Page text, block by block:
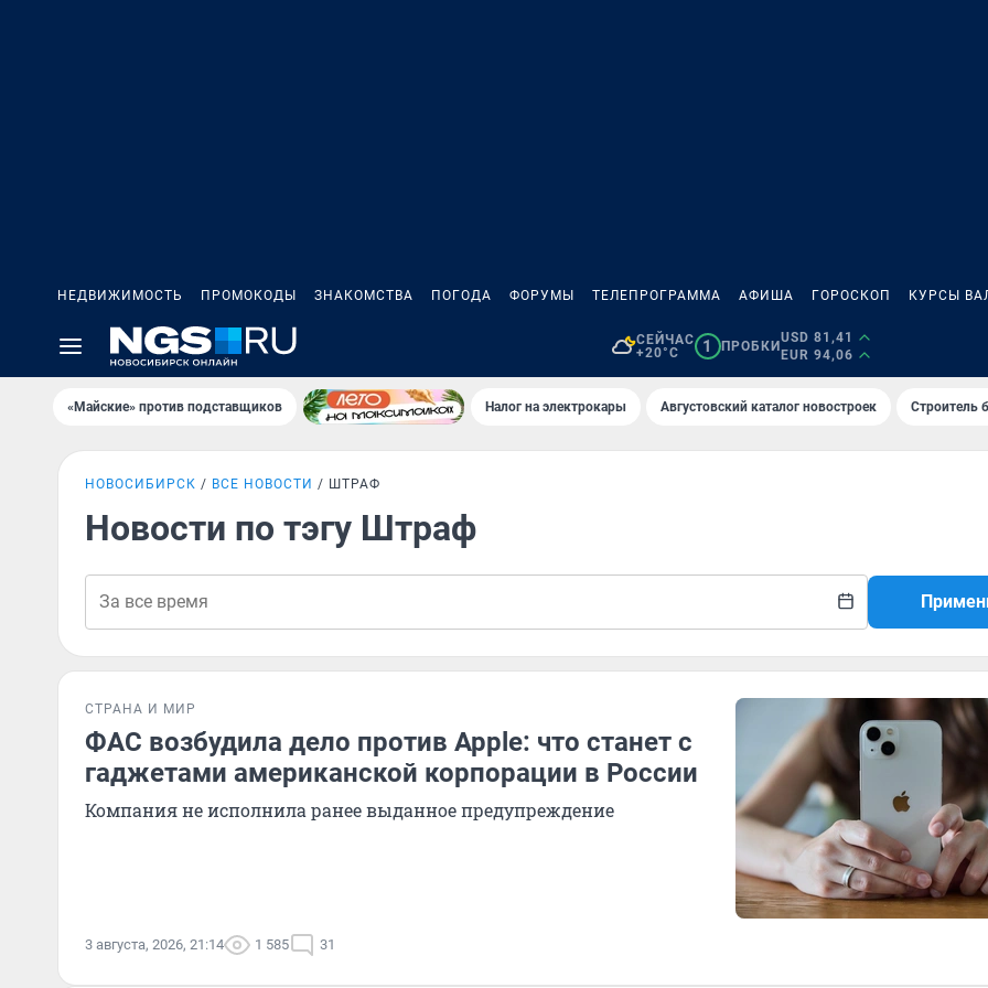
НЕДВИЖИМОСТЬ ПРОМОКОДЫ ЗНАКОМСТВА ПОГОДА ФОРУМЫ ТЕЛЕПРОГРАММА АФИША ГОРОСКОП КУРСЫ
СЕЙЧАС
+20°C
1 ПРОБКИ
USD 81,41
EUR 94,06
«Майские» против подставщиков Налог на электрокары Августовский каталог новостроек Строитель
НОВОСИБИРСК ВСЕ НОВОСТИ ШТРАФ
Новости по тэгу Штраф
СТРАНА И МИР
ФАС возбудила дело против Apple: что станет с
гаджетами американской корпорации в России
Компания не исполнила ранее выданное предупреждение
3 августа, 2026, 21:14 1 585 31